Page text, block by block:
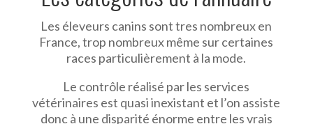
Les éleveurs canins sont tres nombreux en
France, trop nombreux même sur certaines
races particulièrement à la mode.
Le contrôle réalisé par les services
vétérinaires est quasi inexistant et l’on assiste
donc à une disparité énorme entre les vrais